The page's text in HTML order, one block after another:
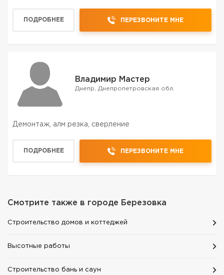
ПОДРОБНЕЕ ПЕРЕЗВОНИТЕ МНЕ
Владимир Мастер
Днепр, Днепропетровская обл.
Демонтаж, алм резка, сверление
ПОДРОБНЕЕ ПЕРЕЗВОНИТЕ МНЕ
Смотрите также в городе Березовка
Строительство домов и коттеджей
Высотные работы
Строительство бань и саун